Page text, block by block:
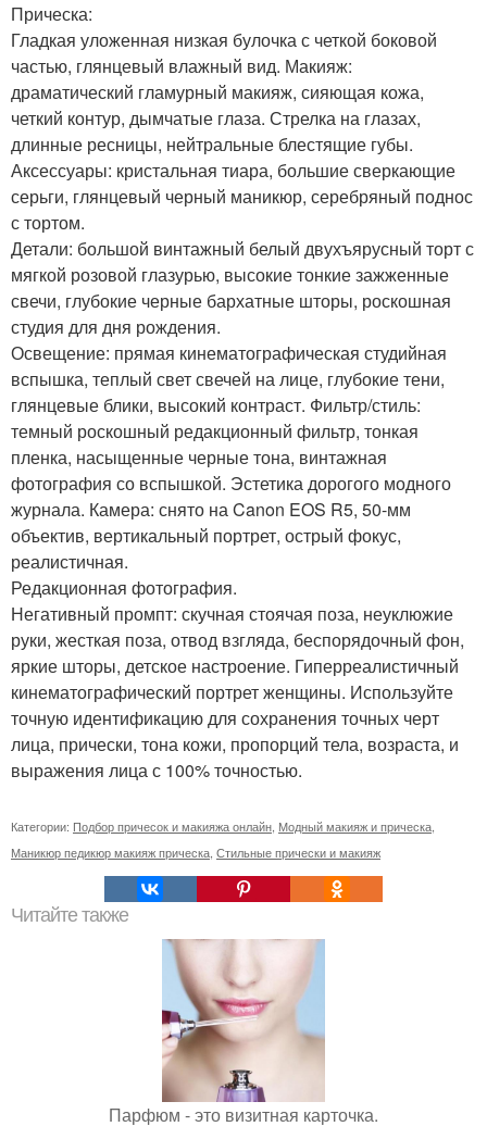
Прическа:
Гладкая уложенная низкая булочка с четкой боковой
частью, глянцевый влажный вид. Макияж:
драматический гламурный макияж, сияющая кожа,
четкий контур, дымчатые глаза. Стрелка на глазах,
длинные ресницы, нейтральные блестящие губы.
Аксессуары: кристальная тиара, большие сверкающие
серьги, глянцевый черный маникюр, серебряный поднос
с тортом.
Детали: большой винтажный белый двухъярусный торт с
мягкой розовой глазурью, высокие тонкие зажженные
свечи, глубокие черные бархатные шторы, роскошная
студия для дня рождения.
Освещение: прямая кинематографическая студийная
вспышка, теплый свет свечей на лице, глубокие тени,
глянцевые блики, высокий контраст. Фильтр/стиль:
темный роскошный редакционный фильтр, тонкая
пленка, насыщенные черные тона, винтажная
фотография со вспышкой. Эстетика дорогого модного
журнала. Камера: снято на Canon EOS R5, 50-мм
объектив, вертикальный портрет, острый фокус,
реалистичная.
Редакционная фотография.
Негативный промпт: скучная стоячая поза, неуклюжие
руки, жесткая поза, отвод взгляда, беспорядочный фон,
яркие шторы, детское настроение. Гиперреалистичный
кинематографический портрет женщины. Используйте
точную идентификацию для сохранения точных черт
лица, прически, тона кожи, пропорций тела, возраста, и
выражения лица с 100% точностью.
Категории: Подбор причесок и макияжа онлайн Модный макияж и прическа
Маникюр педикюр макияж прическа Стильные прически и макияж
Читайте также
Парфюм - это визитная карточка.